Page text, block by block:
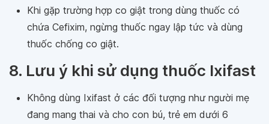
Khi gặp trường hợp co giật trong dùng thuốc có
chứa Cefixim, ngừng thuốc ngay lập tức và dùng
thuốc chống co giật.
8. Lưu ý khi sử dụng thuốc Ixifast
Không dùng Ixifast ở các đối tượng như người mẹ
đang mang thai và cho con bú, trẻ em dưới 6